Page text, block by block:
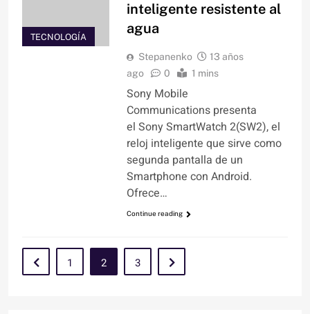
TECNOLOGÍA
inteligente resistente al
agua
Stepanenko
13 años
ago
0 1 mins
Sony Mobile
Communications presenta
el Sony SmartWatch 2(SW2), el
reloj inteligente que sirve como
segunda pantalla de un
Smartphone con Android.
Ofrece…
Continue reading
1 2 3